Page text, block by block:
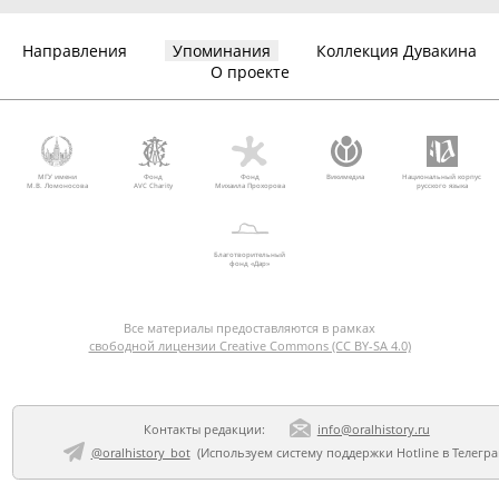
Направления Упоминания
Коллекция Дувакина
О проекте
МГУ имени
М.В. Ломоносова
Фонд
AVC Charity
Фонд
Михаила Прохорова
Викимедиа
Национальный корпус
русского языка
Благотворительный
фонд «Дар»
Все материалы предоставляются в рамках
свободной лицензии Creative Commons (CC BY-SA 4.0)
Контакты редакции:
info@oralhistory.ru
@oralhistory_bot(Используем систему поддержки Hotline в